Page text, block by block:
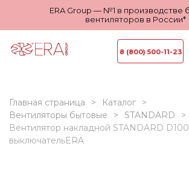
ERA Group — №1 в производстве
вентиляторов в России*
8 (800) 500-11-23
Главная страница
Каталог
Вентиляторы бытовые
STANDARD
Вентилятор накладной STANDARD
выключательERA